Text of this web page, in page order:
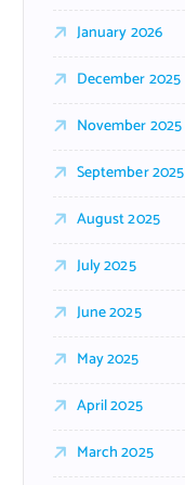
January 2026
December 2025
November 2025
September 2025
August 2025
July 2025
June 2025
May 2025
April 2025
March 2025